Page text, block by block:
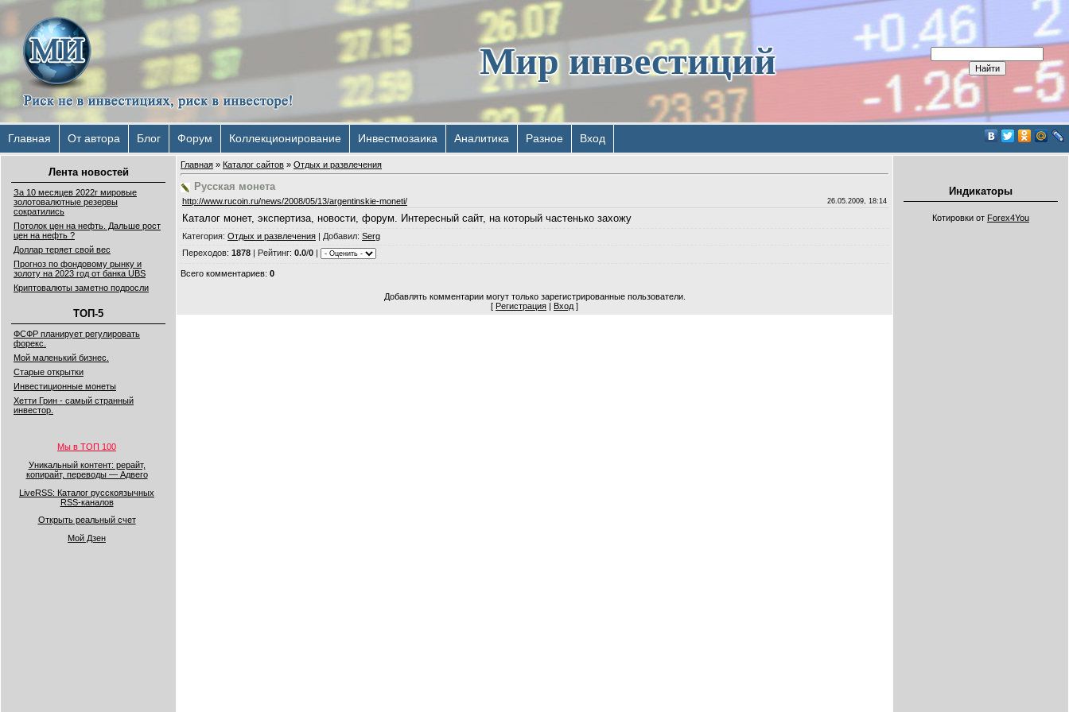
Мир инвестиций
Главная От автора Блог Форум Коллекционирование Инвестмозаика Аналитика Разное Вход
Лента новостей
За 10 месяцев 2022г мировые
золотовалютные резервы
сократились
Потолок цен на нефть. Дальше рост
цен на нефть ?
Доллар теряет свой вес
Прогноз по фондовому рынку и
золоту на 2023 год от банка UBS
Криптовалюты заметно подросли
ТОП-5
ФСФР планирует регулировать
форекс.
Мой маленький бизнес.
Старые открытки
Инвестиционные монеты
Хетти Грин - самый странный
инвестор.
Мы в ТОП 100
Уникальный контент: рерайт,
копирайт, переводы — Адвего
LiveRSS: Каталог русскоязычных
RSS-каналов
Открыть реальный счет
Мой Дзен
Главная » Каталог сайтов » Отдых и развлечения
Русская монета
http://www.rucoin.ru/news/2008/05/13/argentinskie-moneti/ 26.05.2009, 18:14
Каталог монет, экспертиза, новости, форум. Интересный сайт, на который частенько захожу
Категория: Отдых и развлечения | Добавил: Serg
Переходов: 1878 | Рейтинг: 0.0/0 |
Всего комментариев: 0
Добавлять комментарии могут только зарегистрированные пользователи.
[ Регистрация | Вход ]
Индикаторы
Котировки от Forex4You